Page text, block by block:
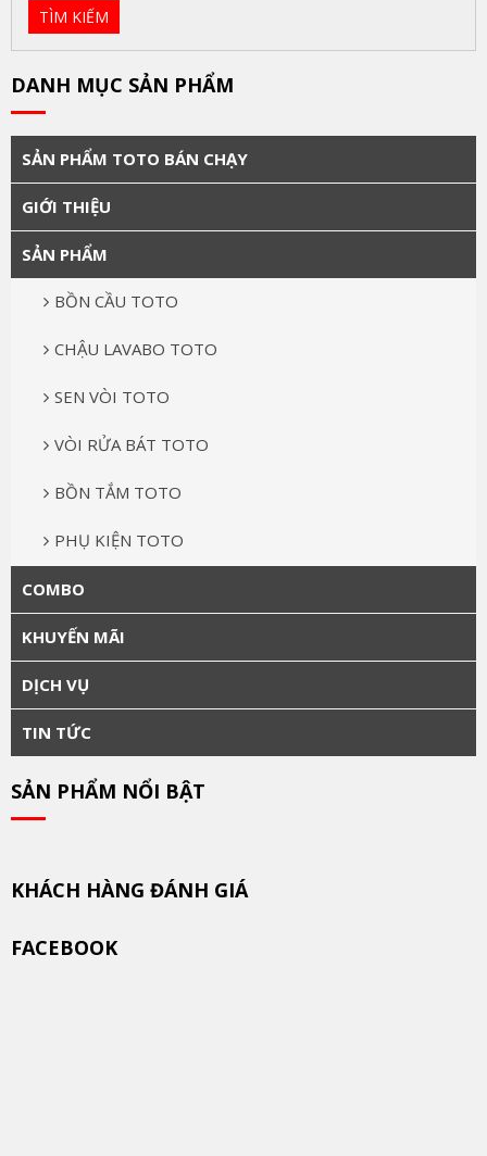
DANH MỤC SẢN PHẨM
SẢN PHẨM TOTO BÁN CHẠY
GIỚI THIỆU
SẢN PHẨM
BỒN CẦU TOTO
CHẬU LAVABO TOTO
SEN VÒI TOTO
VÒI RỬA BÁT TOTO
BỒN TẮM TOTO
PHỤ KIỆN TOTO
COMBO
KHUYẾN MÃI
DỊCH VỤ
TIN TỨC
SẢN PHẨM NỔI BẬT
KHÁCH HÀNG ĐÁNH GIÁ
FACEBOOK